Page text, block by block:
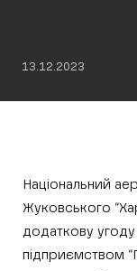
13.12.2023
Національний
Жуковського
додаткову
підприємством